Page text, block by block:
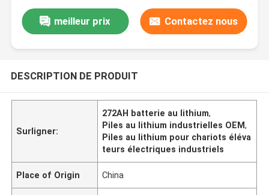
meilleur prix Contactez nous
DESCRIPTION DE PRODUIT
Surligner:
272AH batterie au lithium,
Piles au lithium industrielles OEM,
Piles au lithium pour chariots éléva
teurs électriques industriels
Place of Origin China